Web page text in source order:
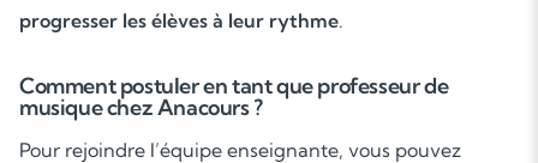
progresser les élèves à leur rythme.
Comment postuler en tant que professeur de
musique chez Anacours ?
Pour rejoindre l’équipe enseignante, vous pouvez